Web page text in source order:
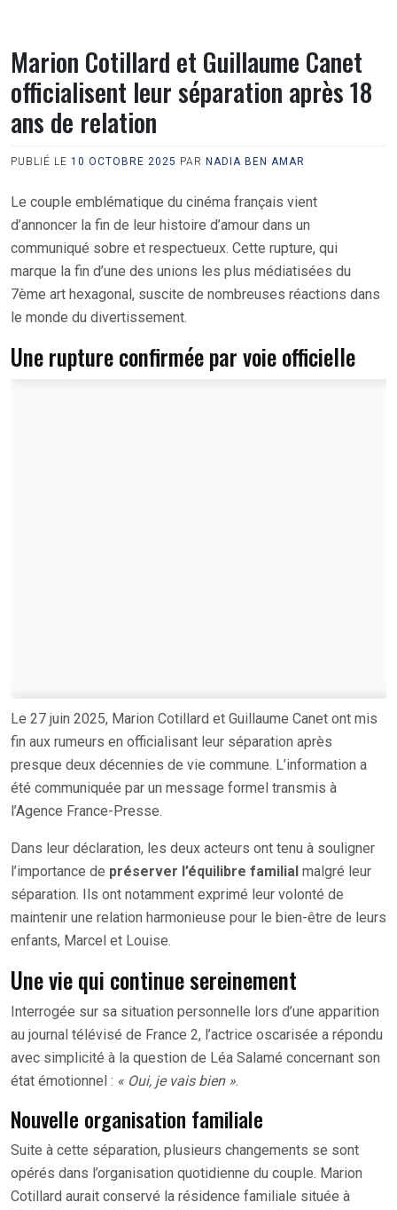
Marion Cotillard et Guillaume Canet
officialisent leur séparation après 18
ans de relation
PUBLIÉ LE 10 OCTOBRE 2025 PAR NADIA BEN AMAR
Le couple emblématique du cinéma français vient
d’annoncer la fin de leur histoire d’amour dans un
communiqué sobre et respectueux. Cette rupture, qui
marque la fin d’une des unions les plus médiatisées du
7ème art hexagonal, suscite de nombreuses réactions dans
le monde du divertissement.
Une rupture confirmée par voie officielle
Le 27 juin 2025, Marion Cotillard et Guillaume Canet ont mis
fin aux rumeurs en officialisant leur séparation après
presque deux décennies de vie commune. L’information a
été communiquée par un message formel transmis à
l’Agence France-Presse.
Dans leur déclaration, les deux acteurs ont tenu à souligner
l’importance de préserver l’équilibre familial malgré leur
séparation. Ils ont notamment exprimé leur volonté de
maintenir une relation harmonieuse pour le bien-être de leurs
enfants, Marcel et Louise.
Une vie qui continue sereinement
Interrogée sur sa situation personnelle lors d’une apparition
au journal télévisé de France 2, l’actrice oscarisée a répondu
avec simplicité à la question de Léa Salamé concernant son
état émotionnel : « Oui, je vais bien ».
Nouvelle organisation familiale
Suite à cette séparation, plusieurs changements se sont
opérés dans l’organisation quotidienne du couple. Marion
Cotillard aurait conservé la résidence familiale située à